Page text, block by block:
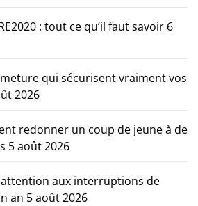
: tout ce qu’il faut savoir 6
qui sécurisent vraiment vos
2026
redonner un coup de jeune à de
5 août 2026
aux interruptions de
an 5 août 2026